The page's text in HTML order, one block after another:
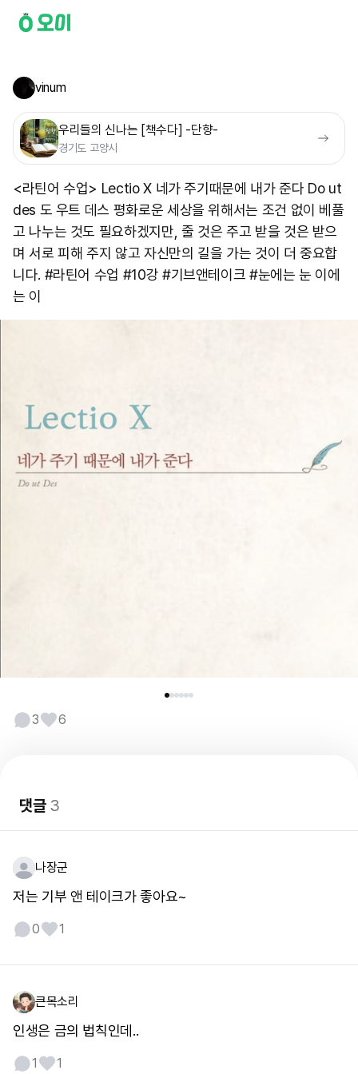
vinum
우리들의 신나는 [책수다] -단향-
경기도 고양시
<라틴어 수업> Lectio X 네가 주기때문에 내가 준다 Do ut
des 도 우트 데스 평화로운 세상을 위해서는 조건 없이 베풀
고 나누는 것도 필요하겠지만, 줄 것은 주고 받을 것은 받으
며 서로 피해 주지 않고 자신만의 길을 가는 것이 더 중요합
니다. #라틴어 수업 #10강 #기브앤테이크 #눈에는 눈 이에
는 이 ​
3 6
댓글3
나장군
저는 기부 앤 테이크가 좋아요~
0 1
큰목소리
인생은 금의 법칙인데..
1 1